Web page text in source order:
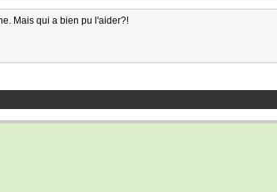
Mais qui a bien pu l'aider?!